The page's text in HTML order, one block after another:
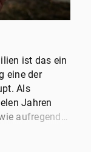
ist das ein
eine der
Als
Jahren
aufregend
Prozess
diesem